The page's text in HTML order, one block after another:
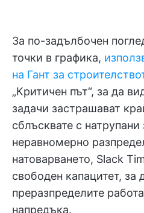
За по-задълбочен
точки в графика,
на Гант за
„Критичен път“, за да
задачи застрашават
сблъсквате с
неравномерно
натоварването, Slack
свободен капацитет, за
преразпределите
напредъка.